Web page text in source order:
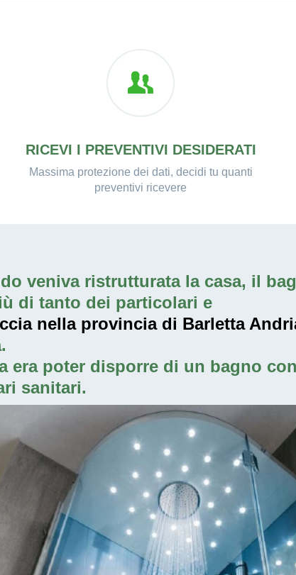
RICEVI I PREVENTIVI DESIDERATI
Massima protezione dei dati, decidi tu quanti
preventivi ricevere
veniva ristrutturata la casa, il
di tanto dei particolari e
nella provincia di Barletta
era poter disporre di un bagno
sanitari.